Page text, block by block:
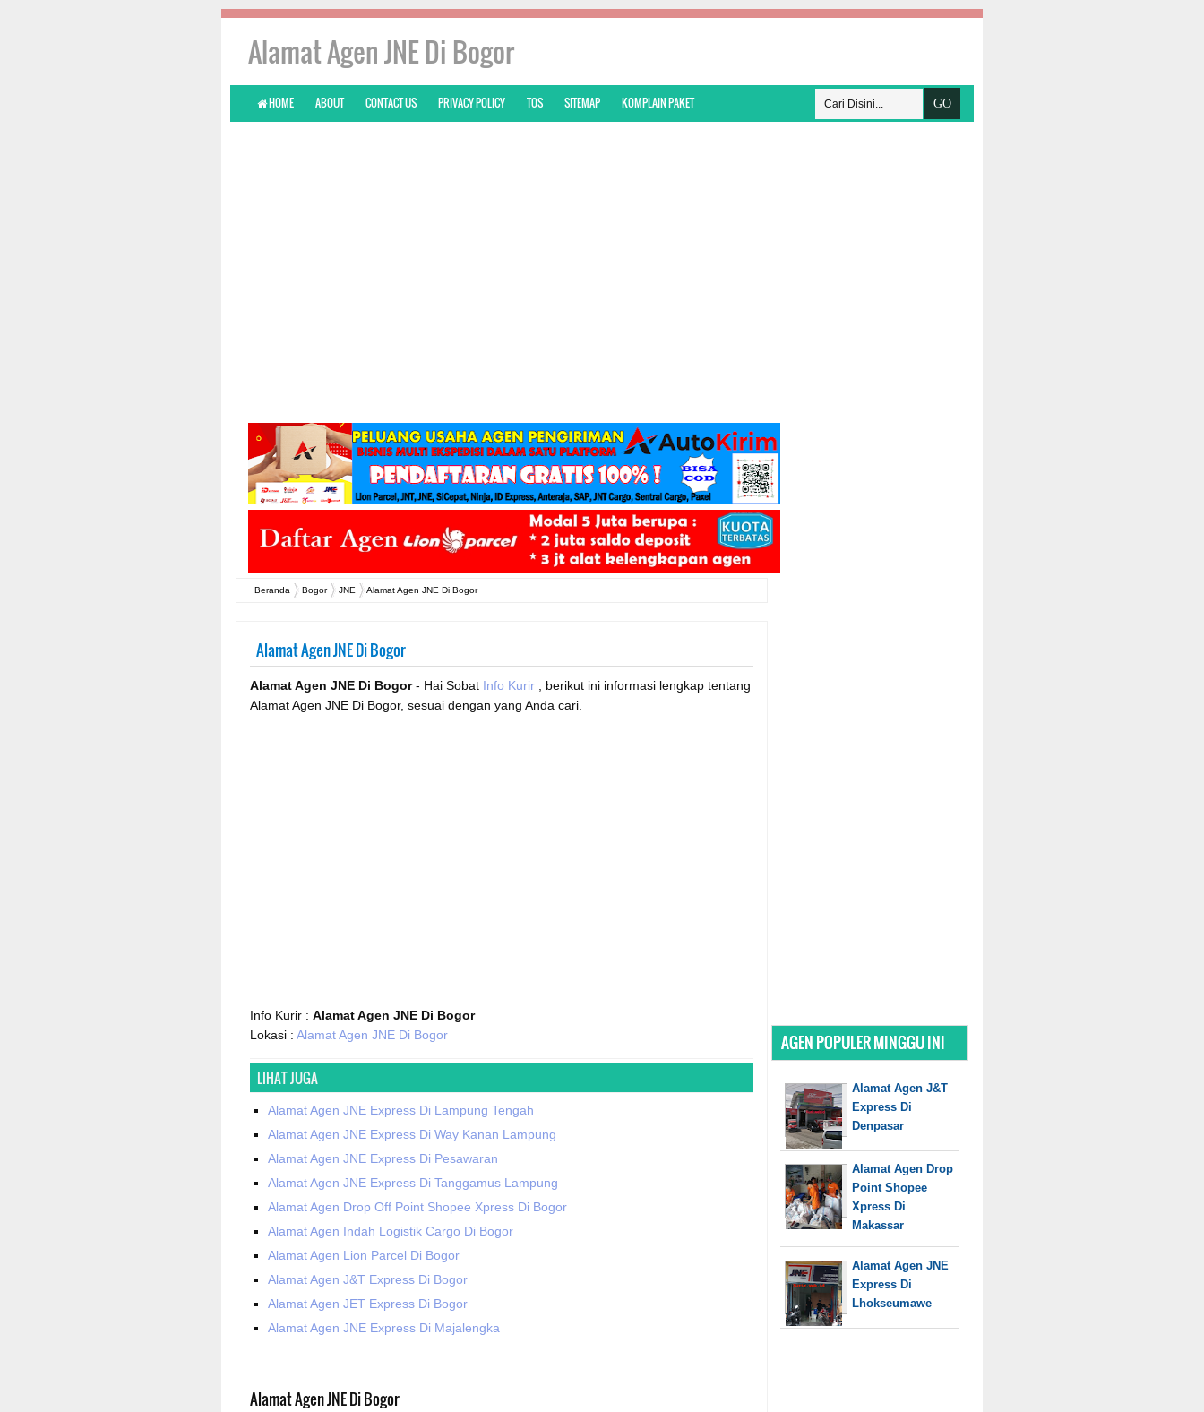
Alamat Agen JNE Di Bogor
HOME ABOUT CONTACT US PRIVACY POLICY TOS SITEMAP KOMPLAIN PAKET
Beranda Bogor JNE Alamat Agen JNE Di Bogor
Alamat Agen JNE Di Bogor
Alamat Agen JNE Di Bogor- Hai Sobat Info Kurir
, berikut ini informasi lengkap tentang
Alamat Agen JNE Di Bogor, sesuai dengan yang Anda cari.
Info Kurir : Alamat Agen JNE Di Bogor
Lokasi : Alamat Agen JNE Di Bogor
LIHAT JUGA
Alamat Agen JNE Express Di Lampung Tengah
Alamat Agen JNE Express Di Way Kanan Lampung
Alamat Agen JNE Express Di Pesawaran
Alamat Agen JNE Express Di Tanggamus Lampung
Alamat Agen Drop Off Point Shopee Xpress Di Bogor
Alamat Agen Indah Logistik Cargo Di Bogor
Alamat Agen Lion Parcel Di Bogor
Alamat Agen J&T Express Di Bogor
Alamat Agen JET Express Di Bogor
Alamat Agen JNE Express Di Majalengka
Alamat Agen JNE Di Bogor
AGEN POPULER MINGGU INI
Alamat Agen J&T
Express Di
Denpasar
Alamat Agen Drop
Point Shopee
Xpress Di
Makassar
Alamat Agen JNE
Express Di
Lhokseumawe